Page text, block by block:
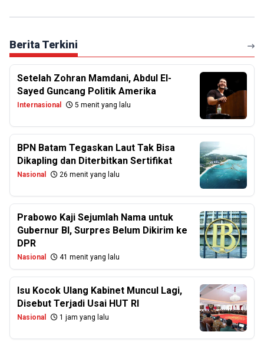
Berita Terkini
Setelah Zohran Mamdani, Abdul El-
Sayed Guncang Politik Amerika
Internasional 5 menit yang lalu
BPN Batam Tegaskan Laut Tak Bisa
Dikapling dan Diterbitkan Sertifikat
Nasional 26 menit yang lalu
Prabowo Kaji Sejumlah Nama untuk
Gubernur BI, Surpres Belum Dikirim ke
DPR
Nasional 41 menit yang lalu
Isu Kocok Ulang Kabinet Muncul Lagi,
Disebut Terjadi Usai HUT RI
Nasional 1 jam yang lalu